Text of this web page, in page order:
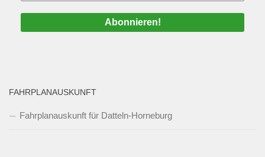
FAHRPLANAUSKUNFT
Fahrplanauskunft für Datteln-Horneburg